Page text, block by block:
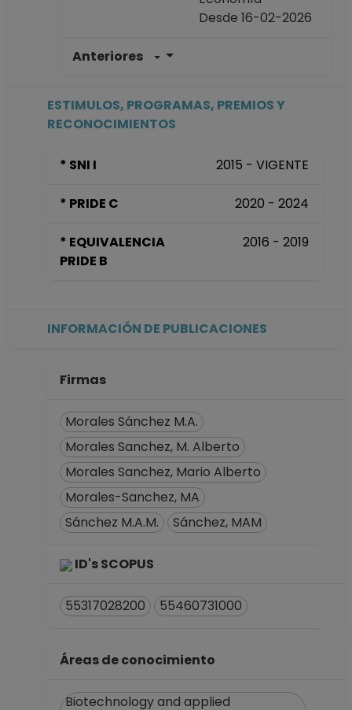
Desde 16-02-2026
Anteriores
Facultad de
hasta 15-02-2026
CARRERA TITULAR
Facultad de
AYUDANTE
Desde 16-03-2009
hasta 15-09-2009
AYUDANTE
PROFESOR B TP No
Definitivo
Facultad de
Economía
hasta 15-03-2009
ESTIMULOS, PROGRAMAS, PREMIOS Y
RECONOCIMIENTOS
* SNI I 2015 - VIGENTE
* PRIDE C 2020 - 2024
* EQUIVALENCIA
PRIDE B
2016 - 2019
INFORMACIÓN DE PUBLICACIONES
Firmas
Morales Sánchez M.A.
Morales Sanchez, M. Alberto
Morales Sanchez, Mario Alberto
Morales-Sanchez, MA
Sánchez M.A.M.
Sánchez, MAM
ID's SCOPUS
55317028200 55460731000
Áreas de conocimiento
Biotechnology and applied